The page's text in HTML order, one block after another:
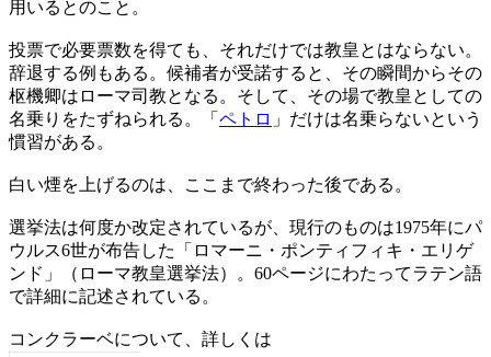
用いるとのこと。
投票で必要票数を得ても、それだけでは教皇とはならない。
辞退する例もある。候補者が受諾すると、その瞬間からその
枢機卿はローマ司教となる。そして、その場で教皇としての
名乗りをたずねられる。「 ペトロ 」だけは名乗らないという
慣習がある。
白い煙を上げるのは、ここまで終わった後である。
選挙法は何度か改定されているが、現行のものは1975年にパ
ウルス6世が布告した「ロマーニ・ポンティフィキ・エリゲ
ンド」（ローマ教皇選挙法）。60ページにわたってラテン語
で詳細に記述されている。
コンクラーベについて、詳しくは